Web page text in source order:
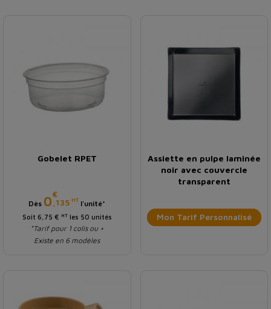
Gobelet RPET
Prix
Dès 0€
,135 HT l'unité*
Soit 6,75 € HTles 50 unités
*Tarif pour 1 colis ou +
Existe en 6 modèles
Assiette en pulpe laminée
noir avec couvercle
transparent
Mon Tarif Personnalisé